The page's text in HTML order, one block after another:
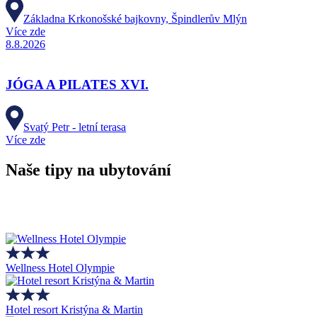
Základna Krkonošské bajkovny, Špindlerův Mlýn
Více zde
8.8.2026
JÓGA A PILATES XVI.
Svatý Petr - letní terasa
Více zde
Naše tipy na ubytování
Wellness Hotel Olympie
Hotel resort Kristýna & Martin